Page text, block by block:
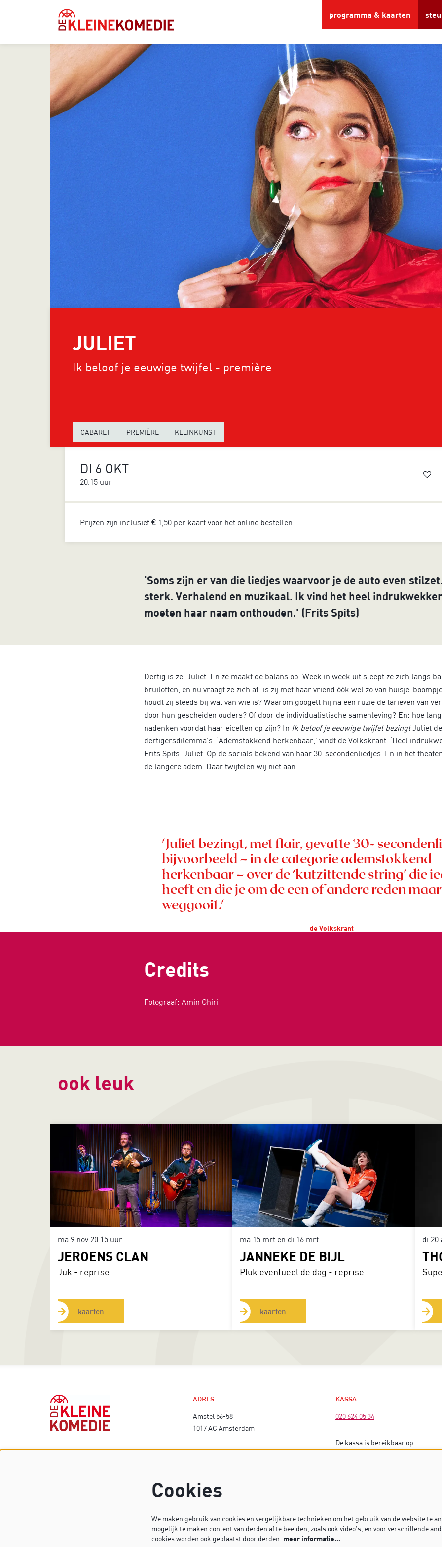
programma & kaarten
JULIET
Ik beloof je eeuwige twijfel - première
CABARET PREMIÈRE KLEINKUNST
DI 6 OKT
20.15 uur
Prijzen zijn inclusief € 1,50 per kaart voor het online bestellen.
'Soms zijn er van die liedjes waarvoor je de auto even
sterk. Verhalend en muzikaal. Ik vind het heel
moeten haar naam onthouden.' (Frits Spits)
Dertig is ze. Juliet. En ze maakt de balans op. Week in week uit sleept ze zich langs
bruiloften, en nu vraagt ze zich af: is zij met haar vriend óók wel zo van huisje-
houdt zij steeds bij wat van wie is? Waarom googelt hij na een ruzie de tarieven van
door hun gescheiden ouders? Of door de individualistische samenleving? En: hoe
nadenken voordat haar eicellen op zijn? In Ik beloof je eeuwige twijfel bezingtJuliet
dertigersdilemma’s. ‘Ademstokkend herkenbaar,’ vindt de Volkskrant. ‘Heel
Frits Spits. Juliet. Op de socials bekend van haar 30-secondenliedjes. En in het
de langere adem. Daar twijfelen wij niet aan.
'Juliet bezingt, met flair, gevatte 30-
bijvoorbeeld – in de categorie ademstokkend
herkenbaar – over de ‘kutzittende string’ die
heeft en die je om de een of andere reden
weggooit.'
de Volkskrant
Credits
Fotograaf: Amin Ghiri
ook leuk
JEROENS CLAN
Juk - reprise
ma 9 nov 20.15 uur
kaarten
JANNEKE DE BIJL
Pluk eventueel de dag - reprise
ma 15 mrt en di 16 mrt
kaarten
di 20
ADRES
Amstel 56-58
1017 AC Amsterdam
TECHNIEK
KASSA
020 624 05 34
De kassa is bereikbaar op
Heb je vragen? Stuur dan een
kassa@dekleinekomedie.nl
Cookies
We maken gebruik van cookies en vergelijkbare technieken om het gebruik van de website te
mogelijk te maken content van derden af te beelden, zoals ook video’s, en voor verschillende
cookies worden ook geplaatst door derden. meer informatie…